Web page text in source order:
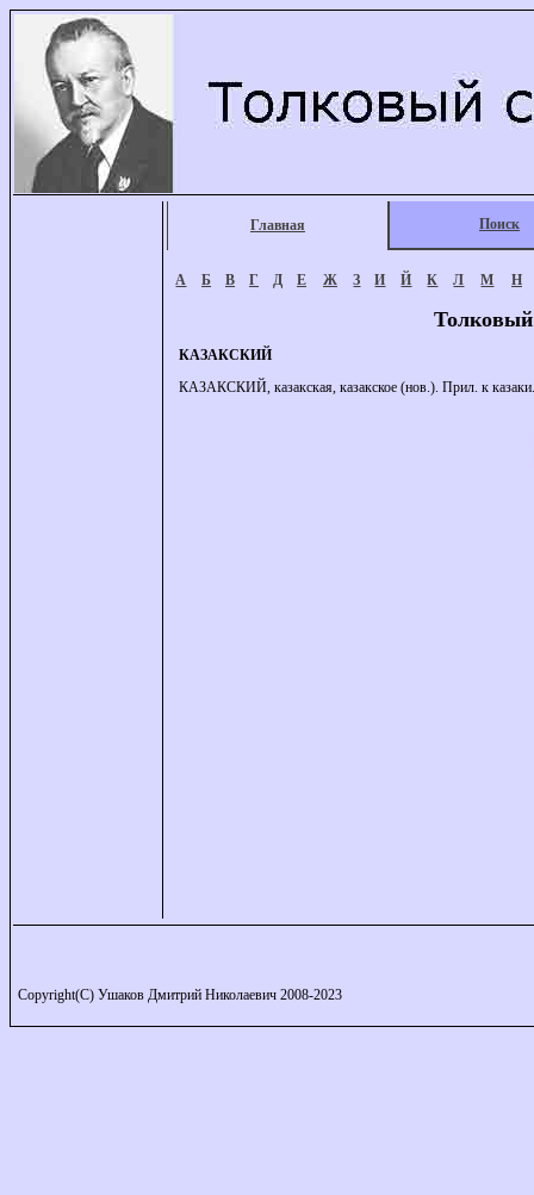
Главная Поиск
А Б В Г Д Е Ж З И Й К Л М Н
КАЗАКСКИЙ
КАЗАКСКИЙ, казакская, казакское (нов.). Прил. к казаки.
Copyright(C) Ушаков Дмитрий Николаевич 2008-2023